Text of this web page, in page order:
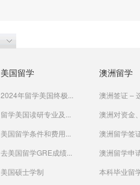
美国留学
2024年留学美国终极...
留学美国读研专业及...
美国留学条件和费用...
去美国留学GRE成绩...
美国硕士学制
澳洲留学
澳洲签证 –
澳洲对资金
澳洲留学签
澳洲留学申
本科毕业留